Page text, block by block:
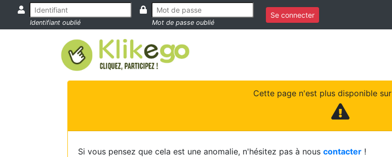
Identifiant oublié Mot de passe oublié
Se connecter
Cette page n'est plus disponible sur
Si vous pensez que cela est une anomalie, n'hésitez pas à nous contacter !